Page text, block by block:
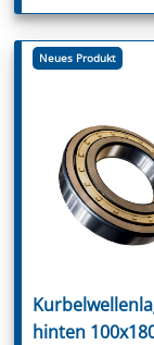
Neues Produkt
hinten